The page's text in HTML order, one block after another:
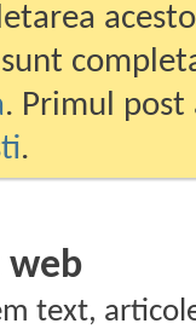
. Primul
.
web
text,